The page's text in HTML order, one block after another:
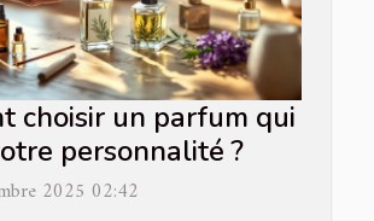
choisir un parfum qui
personnalité ?
2025 02:42